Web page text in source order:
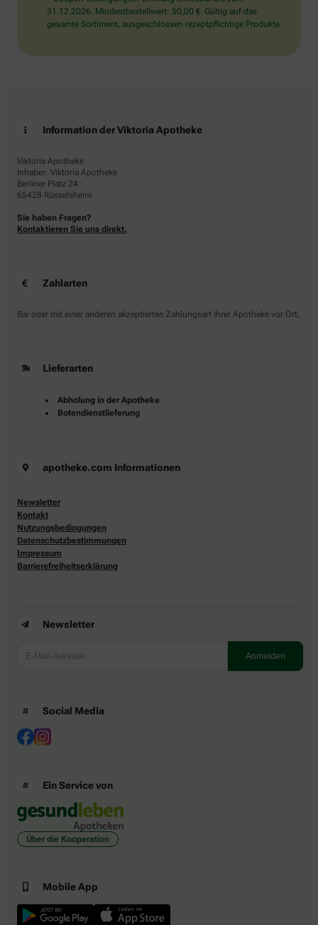
31.12.2026. Mindestbestellwert: 50,00 €. Gültig auf das
gesamte Sortiment, ausgeschlossen rezeptpflichtige Produkte.
Information der Viktoria Apotheke
Viktoria Apotheke
Inhaber: Viktoria Apotheke
Berliner Platz 24
65428 Rüsselsheim
Sie haben Fragen?
Kontaktieren Sie uns direkt.
Zahlarten
Bar oder mit einer anderen akzeptierten Zahlungsart Ihrer Apotheke vor Ort.
Lieferarten
Abholung in der Apotheke
Botendienstlieferung
apotheke.com Informationen
Newsletter
Kontakt
Nutzungsbedingungen
Datenschutzbestimmungen
Impressum
Barrierefreiheitserklärung
Newsletter
Social Media
Ein Service von
Über die Kooperation
Mobile App